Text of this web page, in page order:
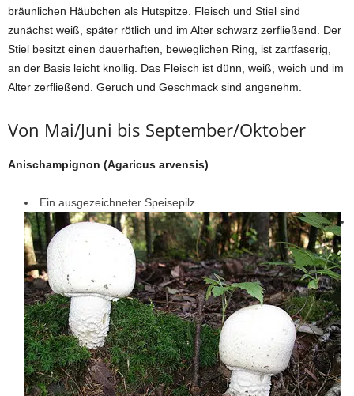
bräunlichen Häubchen als Hutspitze. Fleisch und Stiel sind
zunächst weiß, später rötlich und im Alter schwarz zerfließend. Der
Stiel besitzt einen dauerhaften, beweglichen Ring, ist zartfaserig,
an der Basis leicht knollig. Das Fleisch ist dünn, weiß, weich und im
Alter zerfließend. Geruch und Geschmack sind angenehm.
Von Mai/Juni bis September/Oktober
Anischampignon (Agaricus arvensis)
Ein ausgezeichneter Speisepilz